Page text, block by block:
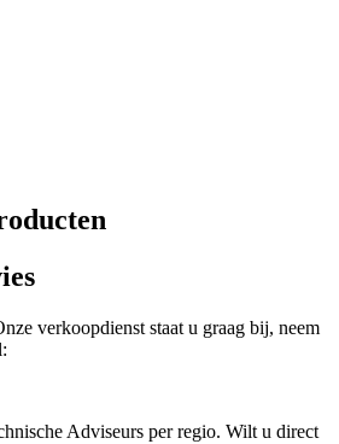
verkoopdienst staat u graag bij, neem
Adviseurs per regio. Wilt u direct